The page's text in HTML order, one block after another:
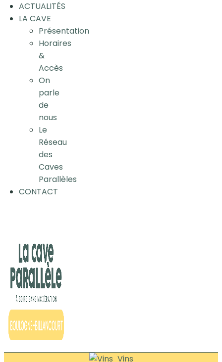
ACTUALITÉS
LA CAVE
Présentation
Horaires
&
Accès
On
parle
de
nous
Le
Réseau
des
Caves
Parallèles
CONTACT
Vins